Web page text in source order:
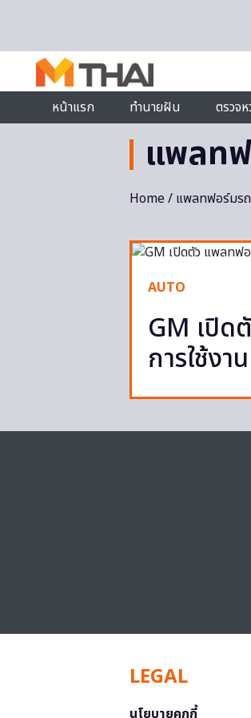
หน้าแรก
ทำนายฝัน ตรวจ
แพลท
Home/ แพลทฟอร์มร
AUTO
GM เปิด
การใช้งา
LEGAL
นโยบายคุกกี้